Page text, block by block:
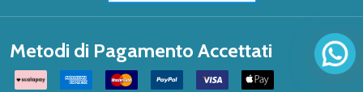
Metodi di Pagamento Accettati